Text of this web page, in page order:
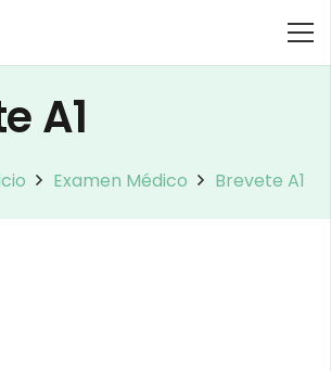
A1
Examen Médico Brevete A1